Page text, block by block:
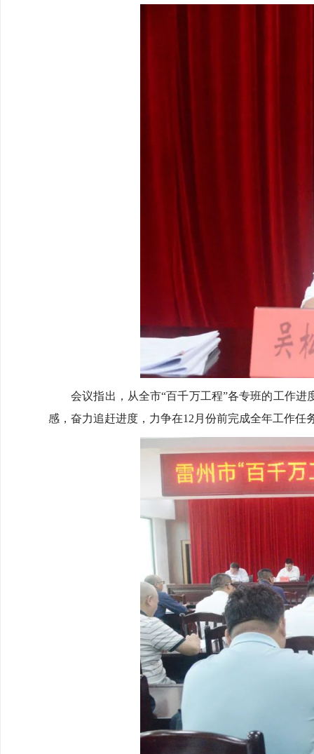
会议指出，从全市“百千万工程”各专班的工作进
感，奋力追赶进度，力争在12月份前完成全年工作任